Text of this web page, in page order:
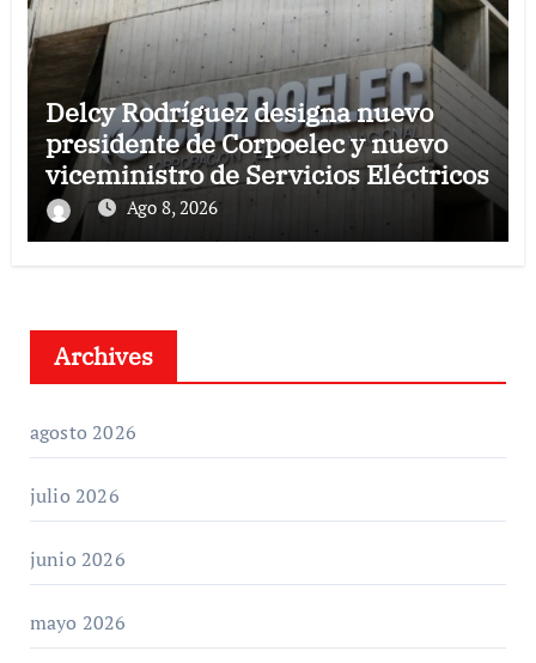
Delcy Rodríguez designa nuevo
presidente de Corpoelec y nuevo
viceministro de Servicios Eléctricos
Ago 8, 2026
Archives
agosto 2026
julio 2026
junio 2026
mayo 2026